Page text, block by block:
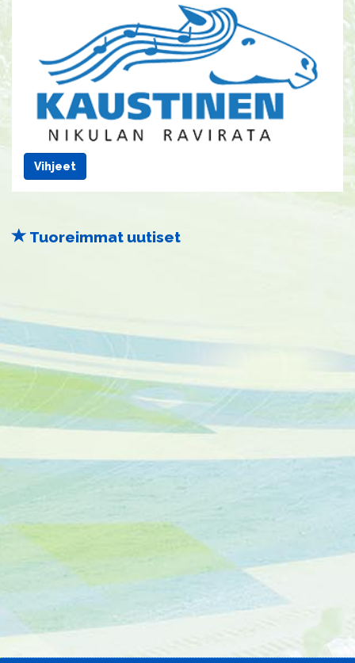
Vihjeet
Tuoreimmat uutiset